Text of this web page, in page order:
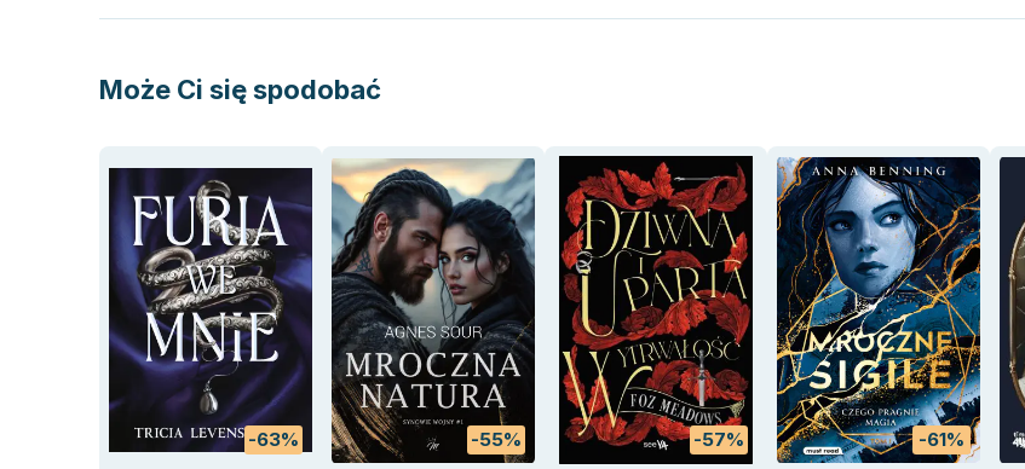
Może Ci się spodobać
-63% -55% -57% -61%